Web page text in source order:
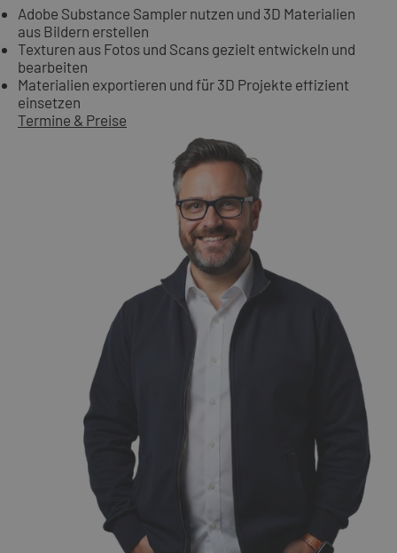
Adobe Substance Sampler nutzen und 3D Materialien
aus Bildern erstellen
Texturen aus Fotos und Scans gezielt entwickeln und
bearbeiten
Materialien exportieren und für 3D Projekte effizient
einsetzen
Termine & Preise